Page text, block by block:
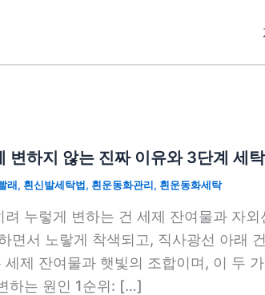
변하지 않는 진짜 이유와 3단계 세
래, 흰신발세탁법, 흰운동화관리, 흰운동화세탁
누렇게 변하는 건 세제 잔여물과 자
면서 노랗게 착색되고, 직사광선 아래
제 잔여물과 햇빛의 조합이며, 이 두
하는 원인 1순위: […]